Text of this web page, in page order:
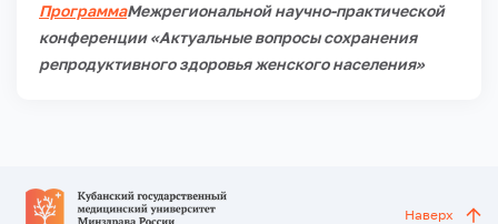
ПрограммаМежрегиональной научно-практической
конференции «Актуальные вопросы сохранения
репродуктивного здоровья женского населения»
Наверх